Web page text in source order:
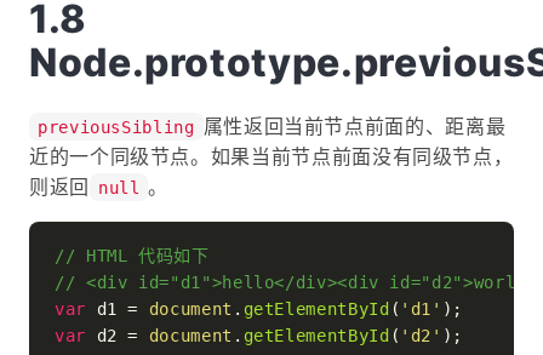
previousSibling 属性返回当前节点前面的、距离最
近的一个同级节点。如果当前节点前面没有同级节点，
则返回
null 。
// HTML 代码如下
// <div id="d1">hello</div><div
var d1 = document . getElementById ( 'd1'
var d2 = document . getElementById ( 'd2' );